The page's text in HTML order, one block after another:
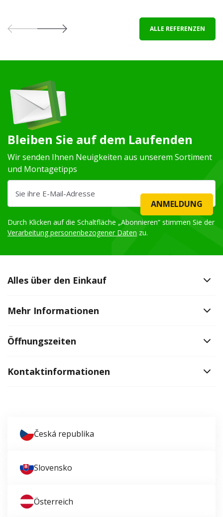
ALLE REFERENZEN
Bleiben Sie auf dem Laufenden
Wir senden Ihnen Neuigkeiten aus unserem Sortiment
und Montagetipps
ANMELDUNG
Durch Klicken auf die Schaltfläche „Abonnieren“ stimmen Sie der
Verarbeitung personenbezogener Daten zu.
Alles über den Einkauf
Mehr Informationen
Öffnungszeiten
Kontaktinformationen
Česká republika
Slovensko
Österreich